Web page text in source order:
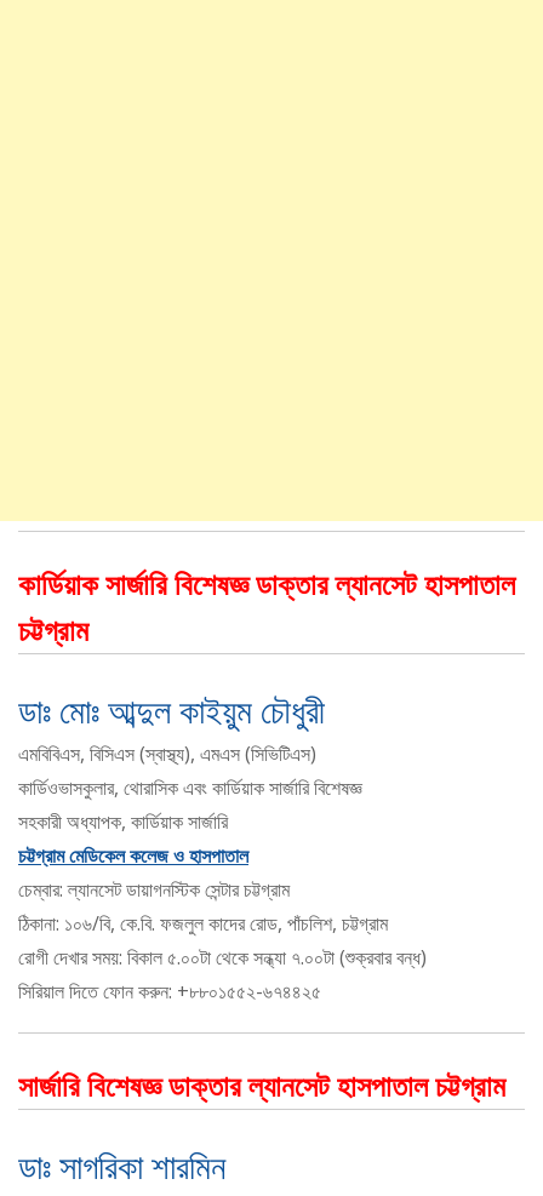
কার্ডিয়াক সার্জারি বিশেষজ্ঞ ডাক্তার ল্যানসেট হাসপাতাল
চট্টগ্রাম
ডাঃ মোঃ আব্দুল কাইয়ুম চৌধুরী
এমবিবিএস, বিসিএস (স্বাস্থ্য), এমএস (সিভিটিএস)
কার্ডিওভাসকুলার, থোরাসিক এবং কার্ডিয়াক সার্জারি বিশেষজ্ঞ
সহকারী অধ্যাপক, কার্ডিয়াক সার্জারি
চট্টগ্রাম মেডিকেল কলেজ ও হাসপাতাল
চেম্বার: ল্যানসেট ডায়াগনস্টিক সেন্টার চট্টগ্রাম
ঠিকানা: ১০৬/বি, কে.বি. ফজলুল কাদের রোড, পাঁচলিশ, চট্টগ্রাম
রোগী দেখার সময়: বিকাল ৫.০০টা থেকে সন্ধ্যা ৭.০০টা (শুক্রবার বন্ধ)
সিরিয়াল দিতে ফোন করুন: +৮৮০১৫৫২-৬৭৪৪২৫
সার্জারি বিশেষজ্ঞ ডাক্তার ল্যানসেট হাসপাতাল চট্টগ্রাম
ডাঃ সাগরিকা শারমিন